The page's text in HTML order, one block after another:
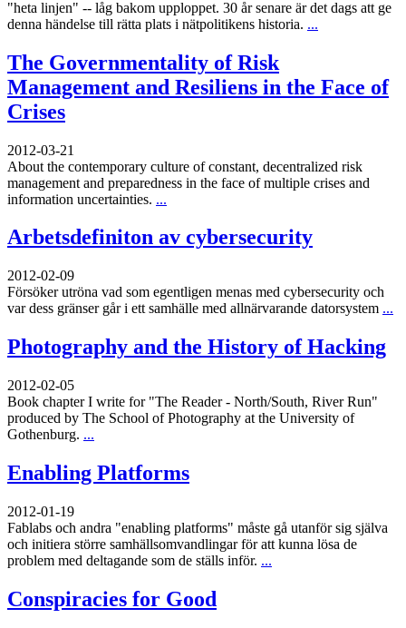
"heta linjen" -- låg bakom upploppet. 30 år senare är det dags att ge
denna händelse till rätta plats i nätpolitikens historia. ...
The Governmentality of Risk
Management and Resiliens in the Face of
Crises
2012-03-21
About the contemporary culture of constant, decentralized risk
management and preparedness in the face of multiple crises and
information uncertainties. ...
Arbetsdefiniton av cybersecurity
2012-02-09
Försöker utröna vad som egentligen menas med cybersecurity och
var dess gränser går i ett samhälle med allnärvarande datorsystem ...
Photography and the History of Hacking
2012-02-05
Book chapter I write for "The Reader - North/South, River Run"
produced by The School of Photography at the University of
Gothenburg. ...
Enabling Platforms
2012-01-19
Fablabs och andra "enabling platforms" måste gå utanför sig själva
och initiera större samhällsomvandlingar för att kunna lösa de
problem med deltagande som de ställs inför. ...
Conspiracies for Good